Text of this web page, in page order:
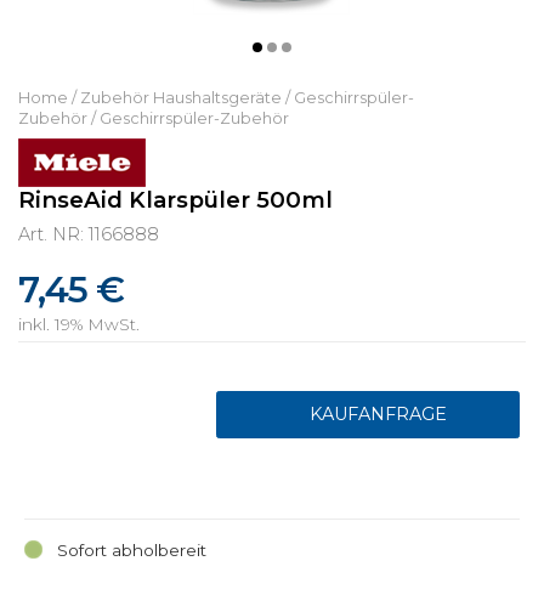
Home / Zubehör Haushaltsgeräte / Geschirrspüler-
Zubehör / Geschirrspüler-Zubehör
RinseAid Klarspüler 500ml
Art. NR: 1166888
7,45 €
inkl. 19% MwSt.
Sofort abholbereit